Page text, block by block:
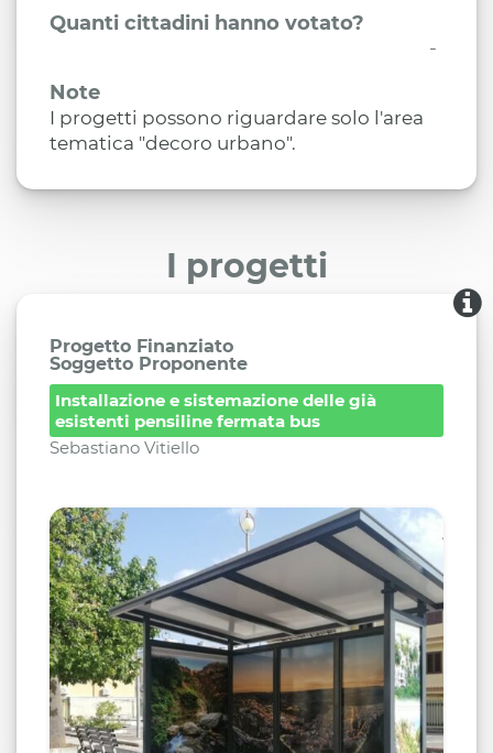
Quanti cittadini hanno votato?
-
Note
I progetti possono riguardare solo l'area
tematica "decoro urbano".
I progetti
Progetto Finanziato
Soggetto Proponente
Installazione e sistemazione delle già
esistenti pensiline fermata bus
Sebastiano Vitiello